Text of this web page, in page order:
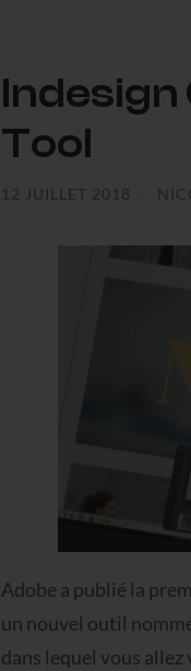
Indesign
Tool
12 JUILLET 2018
Adobe a publié la
un nouvel outil
dans lequel vous